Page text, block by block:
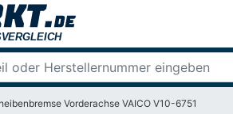
Vorderachse VAICO V10-6751